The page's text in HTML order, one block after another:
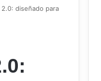
2.0: diseñado para